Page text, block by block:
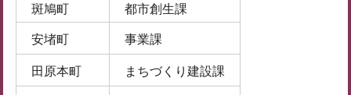
斑鳩町 都市創生課
安堵町 事業課
田原本町 まちづくり建設課